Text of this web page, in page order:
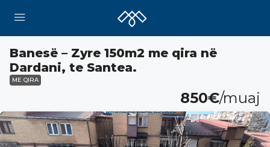
Banesë – Zyre 150m2 me qira në
Dardani, te Santea.
ME QIRA
850€/muaj